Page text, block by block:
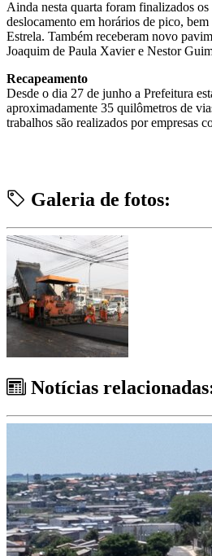
Ainda nesta quarta foram finalizados
deslocamento em horários de pico,
Estrela. Também receberam novo
Joaquim de Paula Xavier e Nestor
Recapeamento
Desde o dia 27 de junho a Prefeitura
aproximadamente 35 quilômetros de
trabalhos são realizados por empresas
Galeria de fotos:
Notícias